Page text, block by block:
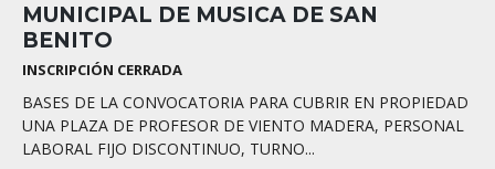
MUNICIPAL DE MUSICA DE SAN
BENITO
INSCRIPCIÓN CERRADA
BASES DE LA CONVOCATORIA PARA CUBRIR EN PROPIEDAD
UNA PLAZA DE PROFESOR DE VIENTO MADERA, PERSONAL
LABORAL FIJO DISCONTINUO, TURNO...